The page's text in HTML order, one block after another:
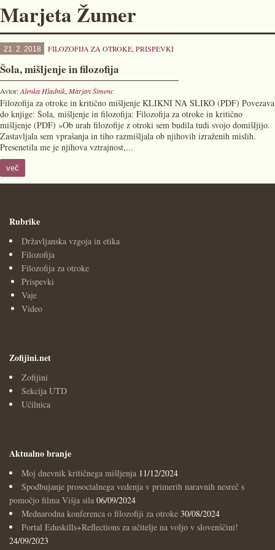
Marjeta Žumer
21. 2. 2018 FILOZOFIJA ZA OTROKE, PRISPEVKI
Šola, mišljenje in filozofija
Avtor:Alenka Hladnik, Marjan Šimenc
Filozofija za otroke in kritično mišljenje KLIKNI NA SLIKO (PDF) Povezava
do knjige: Šola, mišljenje in filozofija: Filozofija za otroke in kritično
mišljenje (PDF) »Ob urah filozofije z otroki sem budila tudi svojo domišljijo.
Zastavljala sem vprašanja in tiho razmišljala ob njihovih izraženih mislih.
Presenetila me je njihova vztrajnost,...
več
Rubrike
Državljanska vzgoja in etika
Filozofija
Filozofija za otroke
Prispevki
Vaje
Video
Zofijini.net
Zofijini
Sekcija UTD
Učilnica
Aktualno branje
Moj dnevnik kritičnega mišljenja 11/12/2024
Spodbujanje prosocialnega vedenja v primerih naravnih nesreč s
pomočjo filma Višja sila 06/09/2024
Mednarodna konferenca o filozofiji za otroke 30/08/2024
Portal Eduskills+Reflections za učitelje na voljo v slovenščini!
24/09/2023